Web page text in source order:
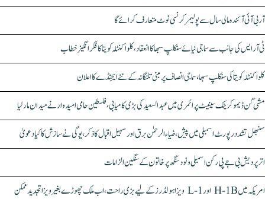
آر بی آئی آئندہ مالی سال سے پولیمر کرنسی نوٹ متعارف کرائے گا
ٹی آر ایس کی جانب سے سماجی نیائے سنکلپ سبھا کا انعقاد، کلواکنٹلہ کویتا کا فکر انگیز خطاب
کلواکنٹلہ کویتا کی سنکلپ سبھا، سماجی انصاف پر مبنی تلنگانہ کے نئے ایجنڈے کا اعلان
مشی گن ڈیموکریٹک سینیٹ پرائمری میں عبدالسعید کی بڑی کامیابی، فلسطین حامی امیدوار نے میدان مار لیا
سنبھل تشدد رپورٹ اسمبلی میں پیش، ضیاء الرحمٰن برق اور سہیل اقبال کا ذکر، یوگی نے سازش کا کیا دعویٰ
اتر پردیش بی جے پی رکن اسمبلی ونود سنگھ پر خاتون کے سنگین الزامات
امریکہ میں H-1B اور L-1 ویزا ہولڈرز کے لیے بڑی راحت، اب ملک چھوڑے بغیر ویزا تجدید ممکن